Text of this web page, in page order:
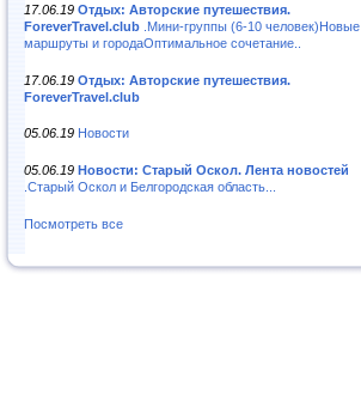
17.06.19 Отдых: Авторские путешествия.
ForeverTravel.club .Мини-группы (6-10 человек)Новые
маршруты и городаОптимальное сочетание..
17.06.19 Отдых: Авторские путешествия.
ForeverTravel.club
05.06.19 Новости
05.06.19 Новости: Старый Оскол. Лента новостей
.Старый Оскол и Белгородская область...
Посмотреть все